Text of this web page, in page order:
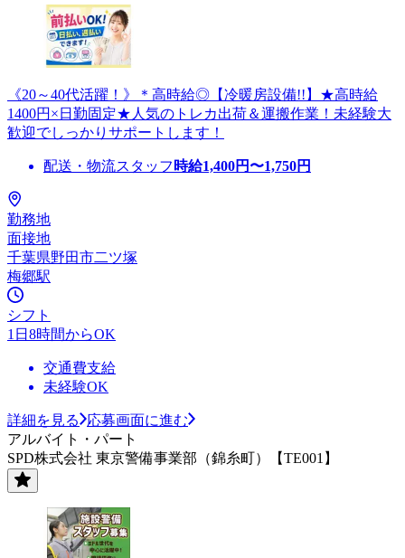
《20～40代活躍！》＊高時給◎【冷暖房設備!!】★高時給
1400円×日勤固定★人気のトレカ出荷＆運搬作業！未経験大
歓迎でしっかりサポートします！
配送・物流スタッフ 時給1,400円〜1,750円
勤務地
面接地
千葉県野田市二ツ塚
梅郷駅
シフト
1日8時間からOK
交通費支給
未経験OK
詳細を見る
応募画面に進む
アルバイト・パート
SPD株式会社 東京警備事業部（錦糸町）【TE001】